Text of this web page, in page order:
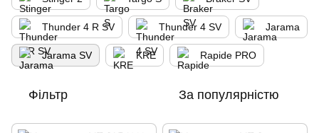
Thunder 4 R SV Thunder 4 SV Jarama
Jarama SV KRE Rapide PRO
Фільтр За популярністю